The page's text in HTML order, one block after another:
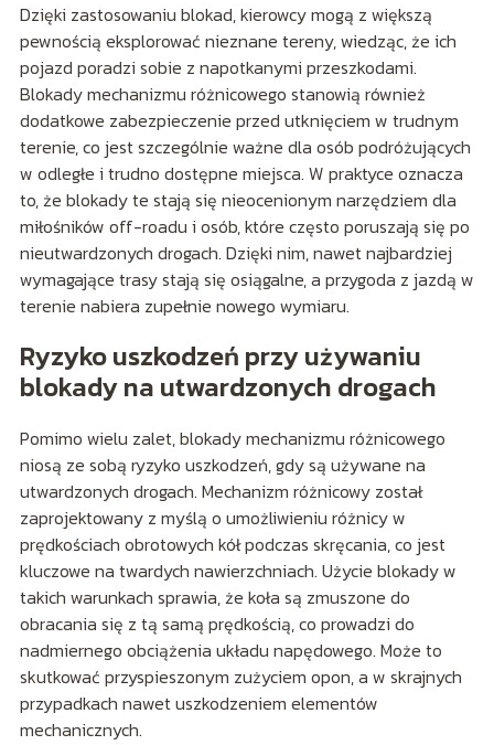
Dzięki zastosowaniu blokad, kierowcy mogą z większą
pewnością eksplorować nieznane tereny, wiedząc, że ich
pojazd poradzi sobie z napotkanymi przeszkodami.
Blokady mechanizmu różnicowego stanowią również
dodatkowe zabezpieczenie przed utknięciem w trudnym
terenie, co jest szczególnie ważne dla osób podróżujących
w odległe i trudno dostępne miejsca. W praktyce oznacza
to, że blokady te stają się nieocenionym narzędziem dla
miłośników off-roadu i osób, które często poruszają się po
nieutwardzonych drogach. Dzięki nim, nawet najbardziej
wymagające trasy stają się osiągalne, a przygoda z jazdą w
terenie nabiera zupełnie nowego wymiaru.
Ryzyko uszkodzeń przy używaniu
blokady na utwardzonych drogach
Pomimo wielu zalet, blokady mechanizmu różnicowego
niosą ze sobą ryzyko uszkodzeń, gdy są używane na
utwardzonych drogach. Mechanizm różnicowy został
zaprojektowany z myślą o umożliwieniu różnicy w
prędkościach obrotowych kół podczas skręcania, co jest
kluczowe na twardych nawierzchniach. Użycie blokady w
takich warunkach sprawia, że koła są zmuszone do
obracania się z tą samą prędkością, co prowadzi do
nadmiernego obciążenia układu napędowego. Może to
skutkować przyspieszonym zużyciem opon, a w skrajnych
przypadkach nawet uszkodzeniem elementów
mechanicznych.